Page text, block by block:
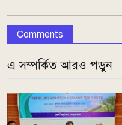
Comments
এ সম্পর্কিত আরও পড়ুন